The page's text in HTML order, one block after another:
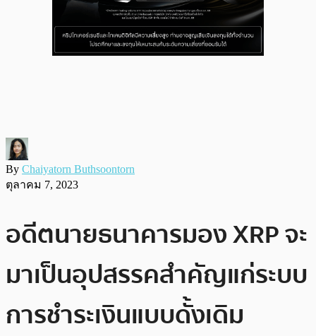
By Chaiyatorn Buthsoontorn
ตุลาคม 7, 2023
อดีตนายธนาคารมอง XRP จะ
มาเป็นอุปสรรคสำคัญแก่ระบบ
การชำระเงินแบบดั้งเดิม